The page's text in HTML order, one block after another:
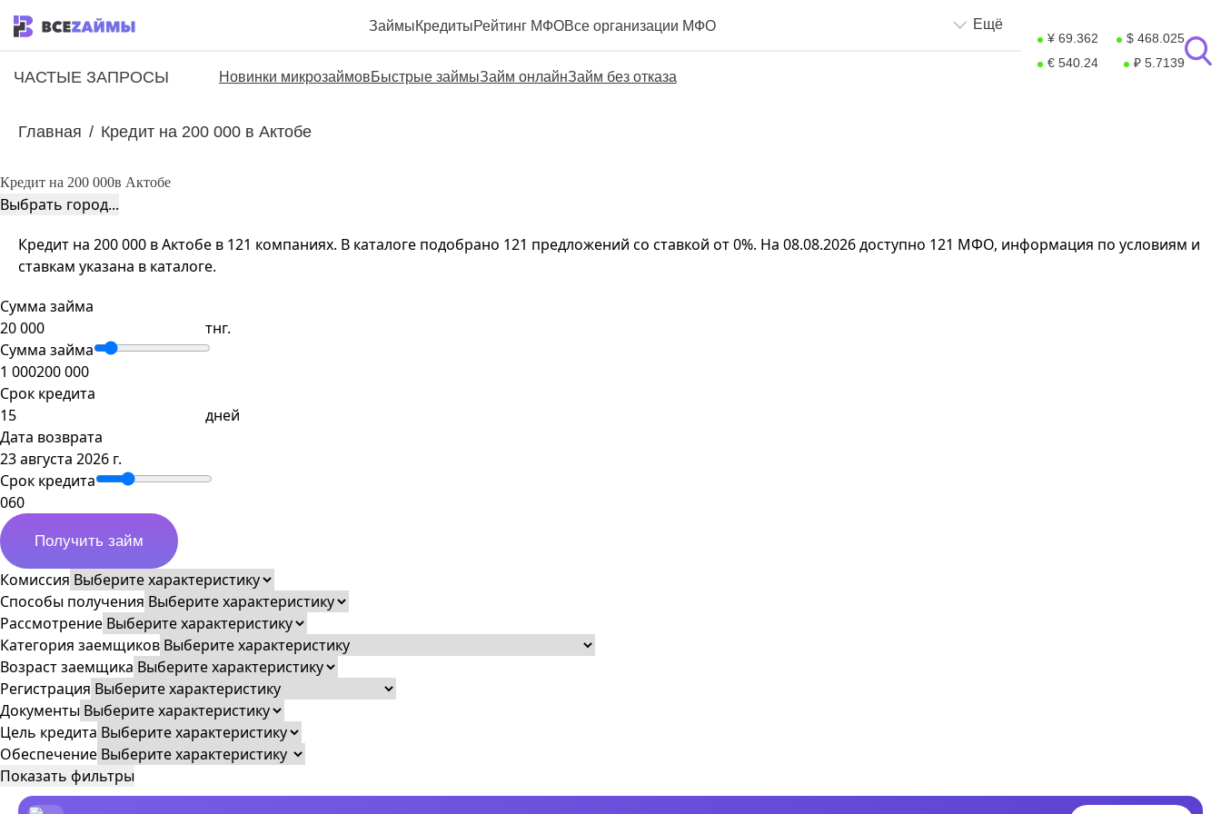
ЗаймыКредитыРейтинг МФОВсе организации МФО Ещё
ЧАСТЫЕ ЗАПРОСЫ Новинки микрозаймовБыстрые займыЗайм онлайнЗайм без отказа
¥ 69.362
$ 468.025
€ 540.24
₽ 5.7139
Главная / Кредит на 200 000 в Актобе
Кредит на 200 000в Актобе
Выбрать город...
Кредит на 200 000 в Актобе в 121 компаниях. В каталоге подобрано 121 предложений со ставкой от 0%. На 08.08.2026 доступно 121 МФО, информация по условиям и
ставкам указана в каталоге.
Сумма займа
тнг.
Сумма займа
1 000200 000
Срок кредита
дней
Дата возврата
23 августа 2026 г.
Срок кредита
060
Получить займ
Комиссия
Способы получения
Рассмотрение
Категория заемщиков
Возраст заемщика
Регистрация
Документы
Цель кредита
Обеспечение
Показать фильтры